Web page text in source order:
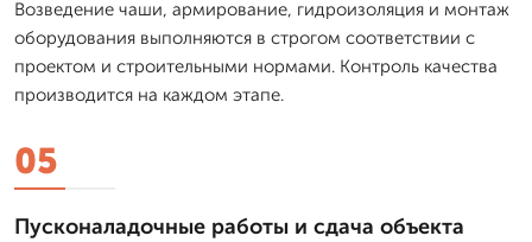
Возведение чаши, армирование, гидроизоляция и монтаж
оборудования выполняются в строгом соответствии с
проектом и строительными нормами. Контроль качества
производится на каждом этапе.
05
Пусконаладочные работы и сдача объекта